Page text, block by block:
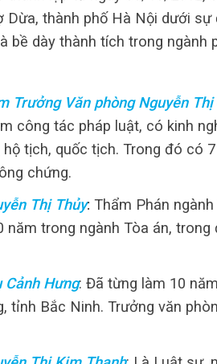
Dừa, thành phố Hà Nội dưới
bề dày thành tích trong ngành
Trưởng Văn phòng Nguyễn Thị
công tác pháp luật, có kinh
tịch, quốc tịch. Trong đó có
chứng.
Thị Thủy: Thẩm Phán
năm trong ngành Tòa án,
Cảnh Hưng: Đã từng làm 10
tỉnh Bắc Ninh. Trưởng văn